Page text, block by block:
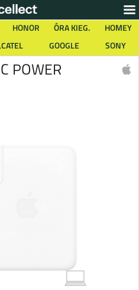
HONOR ÓRA KIEG.
HOMEY
GOOGLE SONY
POWER